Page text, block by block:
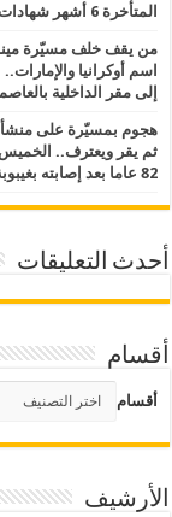
المتأخرة 6 أشهر شهادات مُحْزِنة لأصحاب المعاشات والعيش على الكفاف
من يقف خلف مسيّرة
إلى مقر الداخلية
هجوم بمسيّرة على منشأة
82 عاما بعد إصابته بغيبوبة
أحدث التعليقات
أقسام
أقسام
الأرشيف